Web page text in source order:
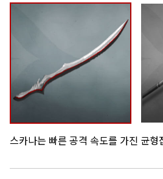
스카나는 빠른 공격 속도를 가진 균형